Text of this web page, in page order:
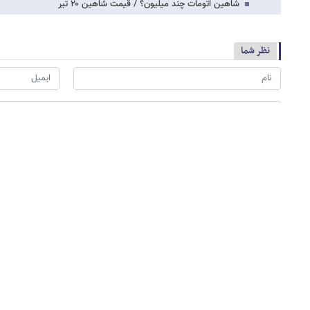
شاهین اتومات چند میلیون؟ / قیمت شاهین ۲۰ تیر
نظر شما